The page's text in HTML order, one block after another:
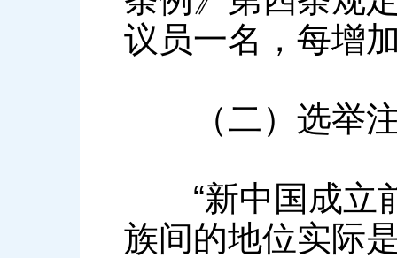
议员一名，每增
（二）选举注
“新中国成立前
族间的地位实际